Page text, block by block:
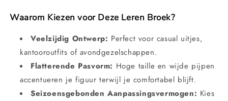
Waarom Kiezen voor Deze Leren Broek?
Veelzijdig Ontwerp: Perfect voor casual uitjes,
kantooroutfits of avondgezelschappen.
Flatterende Pasvorm: Hoge taille en wijde pijpen
accentueren je figuur terwijl je comfortabel blijft.
Seizoensgebonden Aanpassingsvermogen: Kies